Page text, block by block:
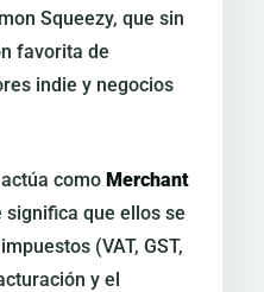
Squeezy, que sin
favorita de
indie y negocios
como Merchant
significa que ellos se
(VAT, GST,
y el